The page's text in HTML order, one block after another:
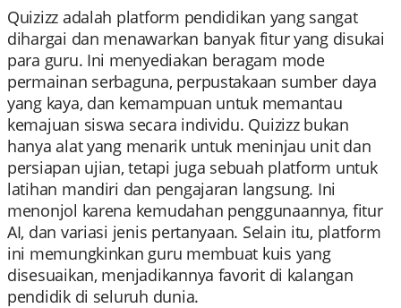
Quizizz adalah platform pendidikan yang sangat
dihargai dan menawarkan banyak fitur yang disukai
para guru. Ini menyediakan beragam mode
permainan serbaguna, perpustakaan sumber daya
yang kaya, dan kemampuan untuk memantau
kemajuan siswa secara individu. Quizizz bukan
hanya alat yang menarik untuk meninjau unit dan
persiapan ujian, tetapi juga sebuah platform untuk
latihan mandiri dan pengajaran langsung. Ini
menonjol karena kemudahan penggunaannya, fitur
AI, dan variasi jenis pertanyaan. Selain itu, platform
ini memungkinkan guru membuat kuis yang
disesuaikan, menjadikannya favorit di kalangan
pendidik di seluruh dunia.